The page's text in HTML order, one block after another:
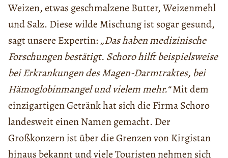
Weizen, etwas geschmalzene Butter, Weizenmehl
und Salz. Diese wilde Mischung ist sogar gesund,
sagt unsere Expertin: „Das haben medizinische
Forschungen bestätigt. Schoro hilft beispielsweise
bei Erkrankungen des Magen-Darmtraktes, bei
Hämoglobinmangel und vielem mehr.“Mit dem
einzigartigen Getränk hat sich die Firma Schoro
landesweit einen Namen gemacht. Der
Großkonzern ist über die Grenzen von Kirgistan
hinaus bekannt und viele Touristen nehmen sich